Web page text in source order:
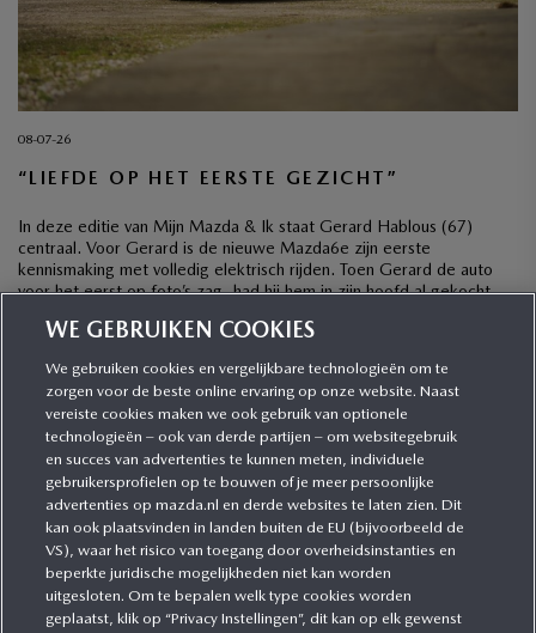
08-07-26
“LIEFDE OP HET EERSTE GEZICHT”
In deze editie van Mijn Mazda & Ik staat Gerard Hablous (67)
centraal. Voor Gerard is de nieuwe Mazda6e zijn eerste
kennismaking met volledig elektrisch rijden. Toen Gerard de auto
voor het eerst op foto’s zag, had hij hem in zijn hoofd al gekocht,
CATEGORIEËN
MEER INFORMATIE
MEER ERVAREN
WE GEBRUIKEN COOKIES
We gebruiken cookies en vergelijkbare technologieën om te
zorgen voor de beste online ervaring op onze website. Naast
vereiste cookies maken we ook gebruik van optionele
technologieën – ook van derde partijen – om websitegebruik
en succes van advertenties te kunnen meten, individuele
gebruikersprofielen op te bouwen of je meer persoonlijke
advertenties op mazda.nl en derde websites te laten zien. Dit
kan ook plaatsvinden in landen buiten de EU (bijvoorbeeld de
VS), waar het risico van toegang door overheidsinstanties en
beperkte juridische mogelijkheden niet kan worden
uitgesloten. Om te bepalen welk type cookies worden
geplaatst, klik op “Privacy Instellingen”, dit kan op elk gewenst